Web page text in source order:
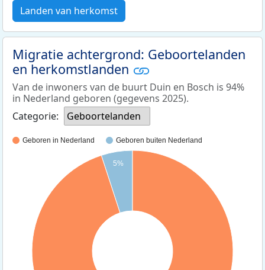
Landen van herkomst
Migratie achtergrond: Geboortelanden
en herkomstlanden
Van de inwoners van de buurt Duin en Bosch is 94%
in Nederland geboren (gegevens 2025).
Categorie:
Geboortelanden
Geboren in Nederland Geboren buiten Nederland
5%